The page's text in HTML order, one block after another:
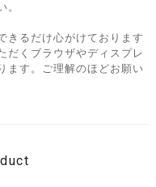
。
きるだけ心がけております
だくブラウザやディスプレ
ます。ご理解のほどお願い